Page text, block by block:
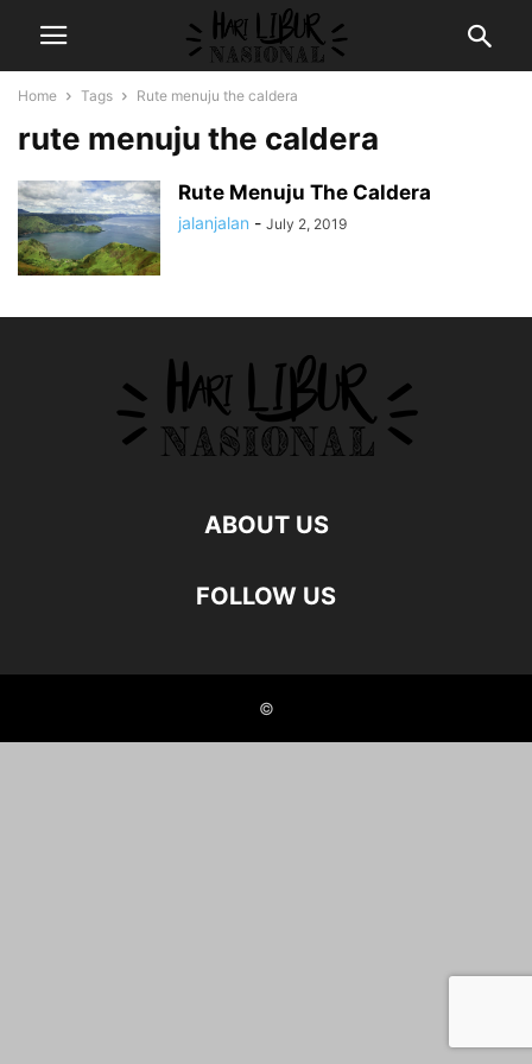
Home Tags Rute menuju the caldera
rute menuju the caldera
Rute Menuju The Caldera
jalanjalan - July 2, 2019
ABOUT US
FOLLOW US
©